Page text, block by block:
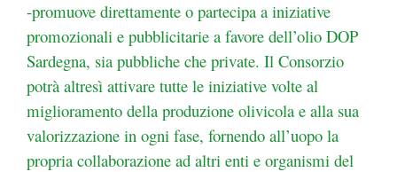
-promuove direttamente o partecipa a iniziative
promozionali e pubblicitarie a favore dell’olio DOP
Sardegna, sia pubbliche che private. Il Consorzio
potrà altresì attivare tutte le iniziative volte al
miglioramento della produzione olivicola e alla sua
valorizzazione in ogni fase, fornendo all’uopo la
propria collaborazione ad altri enti e organismi del